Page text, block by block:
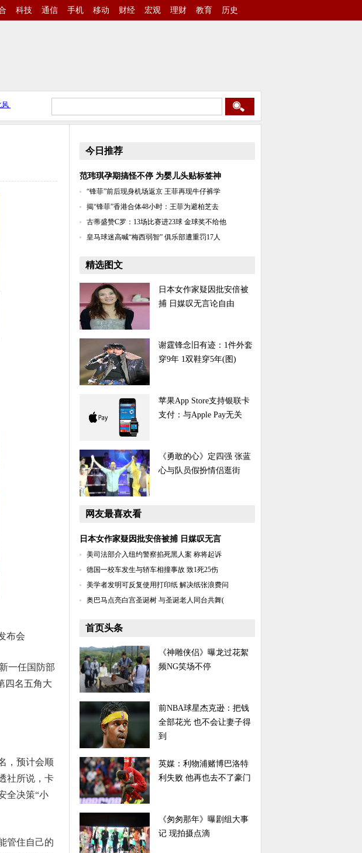
科技 通信 手机 移动 财经 宏观 理财 教育 历史
布会
一任国防部
四名五角大
，预计会顺
社所说，卡
全决策“小
管住自己的
今日推荐
范玮琪孕期搞怪不停 为婴儿头贴标签神
“锋菲”前后现身机场返京 王菲再现牛仔裤学
揭“锋菲”香港合体48小时：王菲为避柏芝去
古蒂盛赞C罗：13场比赛进23球 金球奖不给他
皇马球迷高喊“梅西弱智” 俱乐部遭重罚17人
精选图文
日本女作家疑因批安倍被
捕 日媒叹无言论自由
谢霆锋念旧有迹：1件外套
穿9年 1双鞋穿5年(图)
苹果App Store支持银联卡
支付：与Apple Pay无关
《勇敢的心》定四强 张蓝
心与队员假扮情侣逛街
网友最喜欢看
日本女作家疑因批安倍被捕 日媒叹无言
美司法部介入纽约警察掐死黑人案 称将起诉
德国一校车发生与轿车相撞事故 致1死25伤
美学者发明可反复使用打印纸 解决纸张浪费问
奥巴马点亮白宫圣诞树 与圣诞老人同台共舞(
首页头条
《神雕侠侣》曝龙过花絮
频NG笑场不停
前NBA球星杰克逊：把钱
全部花光 也不会让妻子得
到
英媒：利物浦赌博巴洛特
利失败 他再也去不了豪门
《匆匆那年》曝剧组大事
记 现拍摄点滴